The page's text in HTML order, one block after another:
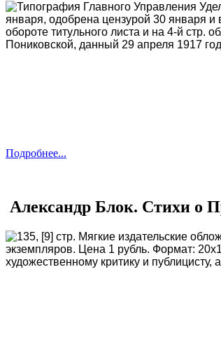
Типография Главного Управления
января, одобрена цензурой 30 января
обороте титульного листа и на 4-й
Пониковской, данный 29 апреля 1917
Подробнее...
Александр Блок. Стихи о
135, [9] стр. Мягкие издательские
экземпляров. Цена 1 рубль. Формат:
художественному критику и